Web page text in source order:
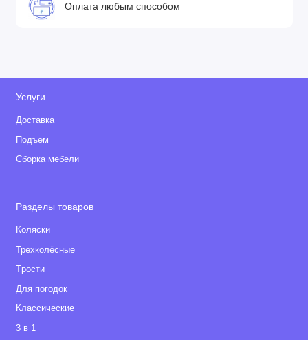
Оплата любым способом
Услуги
Доставка
Подъем
Сборка мебели
Разделы товаров
Коляски
Трехколёсные
Tрости
Для погодок
Классические
3 в 1